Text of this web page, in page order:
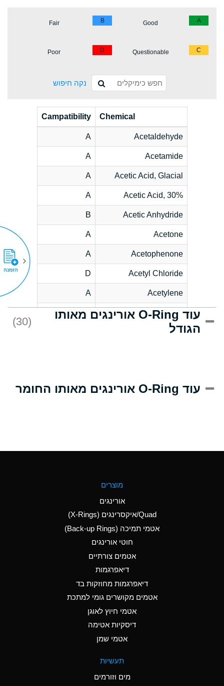
A
Good
B
Fair
C
Questionable
D
Poor
נקה חיפוש
Chemical
Campatibility
Acetaldehyde
A
Acetamide
A
Acetic Acid, Glacial
A
Acetic Acid, 30%
A
Acetic Anhydride
B
Acetone
A
Acetophenone
A
Acetyl Chloride
D
Acetylene
A
Acrlylonitrile
D
Adipic Acid
(Aqueous)
Aluminum Nitrate
(Aqueous)
Aluminum Phosphate
Ammonia Anhydrous
A
Ammonia Gas (cold)
A
Ammonia Gas (hot)
עוד O-Ring אורינגים מאותו
הגודל
(30)
עוד O-Ring אורינגים מאותו החומר
מוצרים
אורינגים
Quad/איקסרינגים (X-Rings)
אטמי תמיכה (Back-up Rings)
חוטי אורינגים
אטמים צורתיים
דיאפרגמות
דיאפרגמות מחוזקות בד
אטמים מקושרים גומי למתכת
אטמי חיוץ לאוגן
דיסקיות אטימה
אטמי שמן
תעשיות
מים וזורמים
הזמנה